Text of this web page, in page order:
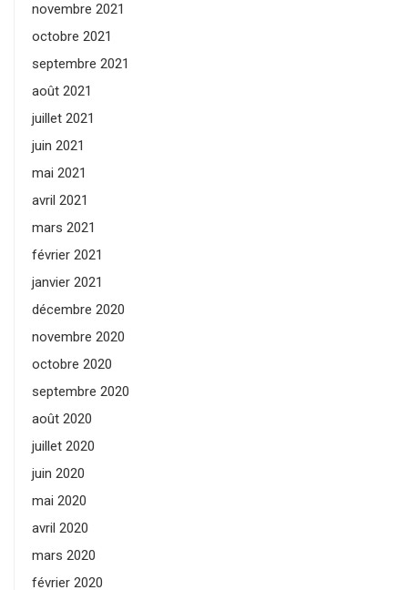
novembre 2021
octobre 2021
septembre 2021
août 2021
juillet 2021
juin 2021
mai 2021
avril 2021
mars 2021
février 2021
janvier 2021
décembre 2020
novembre 2020
octobre 2020
septembre 2020
août 2020
juillet 2020
juin 2020
mai 2020
avril 2020
mars 2020
février 2020